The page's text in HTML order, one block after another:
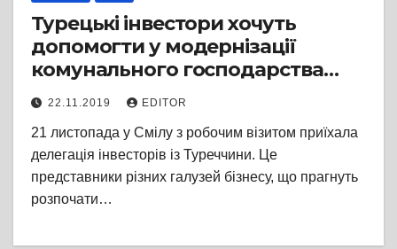
Турецькі інвестори хочуть
допомогти у модернізації
комунального господарства
Сміли
22.11.2019 EDITOR
21 листопада у Смілу з робочим візитом приїхала
делегація інвесторів із Туреччини. Це
представники різних галузей бізнесу, що прагнуть
розпочати…